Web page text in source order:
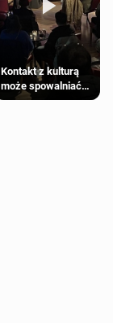
Kontakt z kulturą
może spowalniać
starzenie